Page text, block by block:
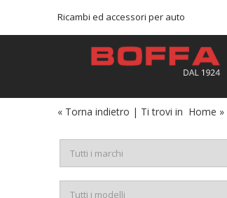
Ricambi ed accessori per auto
« Torna indietro | Ti trovi in Home »